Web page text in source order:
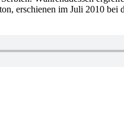
erschienen im Juli 2010